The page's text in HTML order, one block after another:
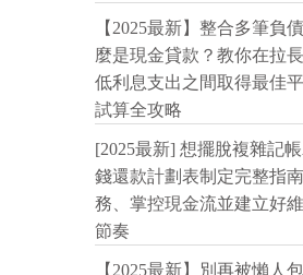
【2025最新】整合多筆負
麼是現金貸款？教你在拉
低利息支出之間取得最佳
試算全攻略
[2025最新] 想擺脫複雜記
錢還款計劃表制定完整指
務、掌控現金流並建立好
節奏
【2025最新】別再被懶人